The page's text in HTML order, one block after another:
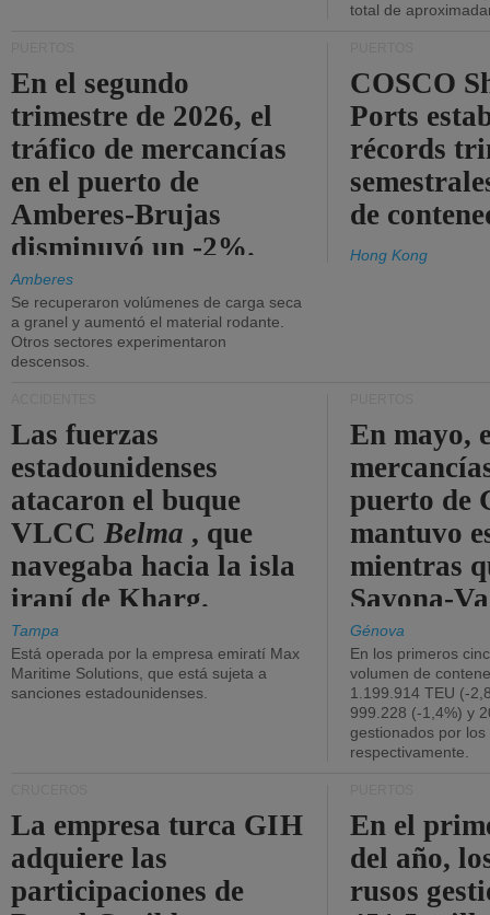
total de
En el segundo
trimestre de 2026, el
tráfico de mercancías
en el puerto de
Amberes-Brujas
disminuyó un -2%.
Amberes
Se recuperaron volúmenes de carga seca
a granel y aumentó el material rodante.
Otros sectores experimentaron
descensos.
COSCO
Ports
récords
de
Hong Kong
Las fuerzas
estadounidenses
atacaron el buque
VLCCBelma , que
navegaba hacia la isla
iraní de Kharg.
Tampa
Está operada por la empresa emiratí Max
Maritime Solutions, que está sujeta a
sanciones estadounidenses.
En mayo,
puerto de
mantuvo
mientras
Savona-
Génova
En los primeros
volumen de
1.199.914 TEU (-
999.228 (-1,4%) y
gestionados por
respectivamente.
La empresa turca GIH
adquiere las
participaciones de
En el
del año,
rusos